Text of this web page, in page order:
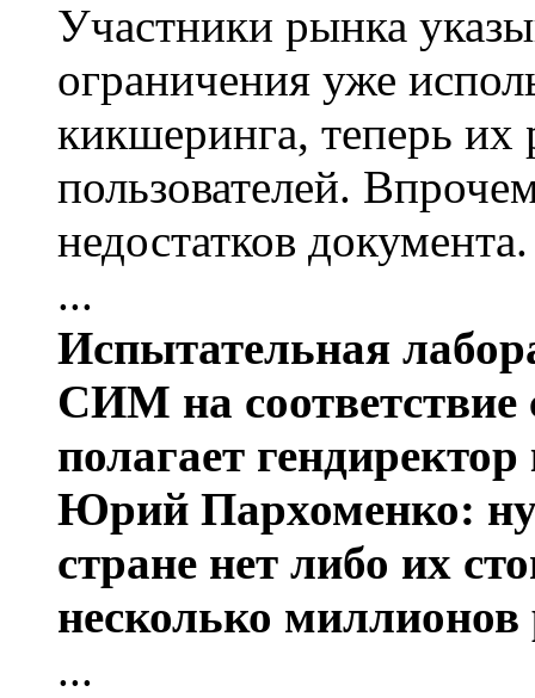
Участники рынка
ограничения уже
кикшеринга, теперь их
пользователей.
недостатков документа.
...
Испытательная
СИМ на соответствие
полагает
Юрий Пархоменко:
стране нет либо их
несколько миллионов
...